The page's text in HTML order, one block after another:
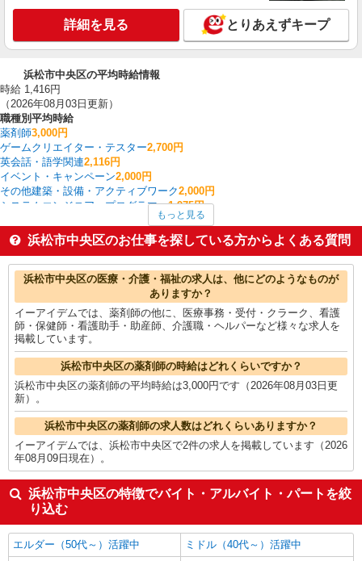
詳細を見る とりあえずキープ
浜松市中央区の平均時給情報
時給 1,416円
（2026年08月03日更新）
職種別平均時給
薬剤師3,000円
ゲームクリエイター・テスター2,700円
英会話・語学関連2,116円
イベント・キャンペーン2,000円
その他建築・設備・アクティブワーク2,000円
システムエンジニア・プログラマー1,975円
1,630円
生産管理・品質管理1,600円
CADオペレーター・積算 1,550円
金融・貿易事務1,517円
浜松市中央区の他の職種の平均時給を見る
もっと見る
浜松市中央区のお仕事を探している方からよくある質問
浜松市中央区の医療・介護・福祉の求人は、他にどのようなものが
ありますか？
イーアイデムでは、薬剤師の他に、医療事務・受付・クラーク、看護
師・保健師・看護助手・助産師、介護職・ヘルパーなど様々な求人を
掲載しています。
浜松市中央区の薬剤師の時給はどれくらいですか？
浜松市中央区の薬剤師の平均時給は3,000円です（2026年08月03日更
新）。
浜松市中央区の薬剤師の求人数はどれくらいありますか？
イーアイデムでは、浜松市中央区で2件の求人を掲載しています（2026
年08月09日現在）。
浜松市中央区の特徴でバイト・アルバイト・パートを絞
り込む
エルダー（50代～）活躍中
ミドル（40代～）活躍中